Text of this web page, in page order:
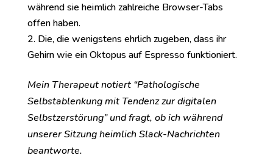
während sie heimlich zahlreiche Browser-Tabs
offen haben.
Die, die wenigstens ehrlich zugeben, dass ihr
Gehirn wie ein Oktopus auf Espresso funktioniert.
Mein Therapeut notiert “Pathologische
Selbstablenkung mit Tendenz zur digitalen
Selbstzerstörung” und fragt, ob ich während
unserer Sitzung heimlich Slack-Nachrichten
beantworte.